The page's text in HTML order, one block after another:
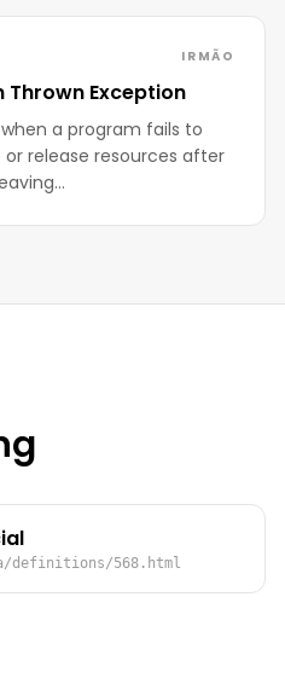
IRMÃO
Thrown Exception
a program fails to
release resources after
definitions/568.html